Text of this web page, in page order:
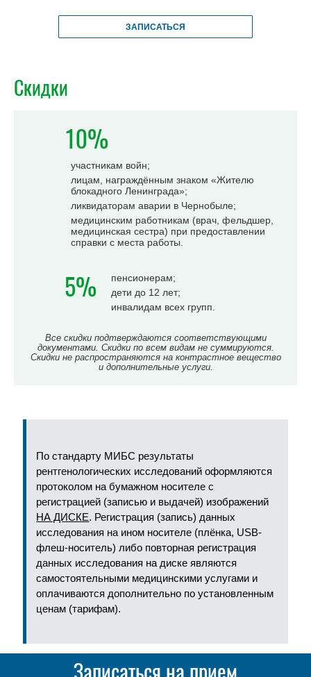
ЗАПИСАТЬСЯ
Скидки
10%
участникам войн;
лицам, награждённым знаком «Жителю
блокадного Ленинграда»;
ликвидаторам аварии в Чернобыле;
медицинским работникам (врач, фельдшер,
медицинская сестра) при предоставлении
справки с места работы.
5%
пенсионерам;
дети до 12 лет;
инвалидам всех групп.
Все скидки подтверждаются соответствующими
документами. Скидки по всем видам не суммируются.
Скидки не распространяются на контрастное вещество
и дополнительные услуги.
По стандарту МИБС результаты
рентгенологических исследований оформляются
протоколом на бумажном носителе с
регистрацией (записью и выдачей) изображений
НА ДИСКЕ. Регистрация (запись) данных
исследования на ином носителе (плёнка, USB-
флеш-носитель) либо повторная регистрация
данных исследования на диске являются
самостоятельными медицинскими услугами и
оплачиваются дополнительно по установленным
ценам (тарифам).